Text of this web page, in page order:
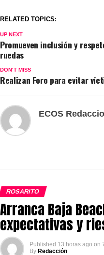
RELATED TOPICS:
UP NEXT
Promueven inclusión y
ruedas
DON'T MISS
Realizan Foro para evitar
ECOS
ROSARITO
Arranca Baja
expectativas y
Published 13 horas ago on
By Redacción